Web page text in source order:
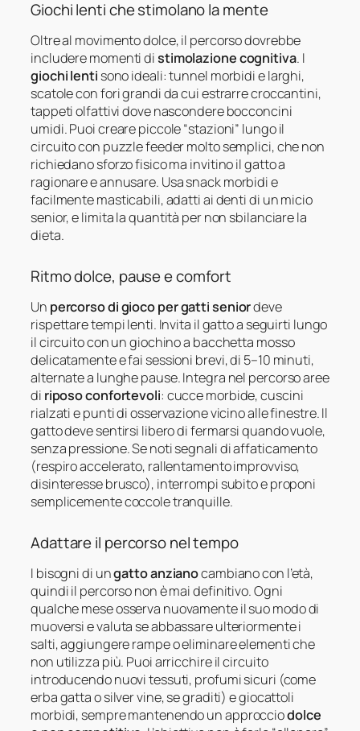
Giochi lenti che stimolano la mente
Oltre al movimento dolce, il percorso dovrebbe
includere momenti distimolazione cognitiva. I
giochi lenti sono ideali: tunnel morbidi e larghi,
scatole con fori grandi da cui estrarre croccantini,
tappeti olfattivi dove nascondere bocconcini
umidi. Puoi creare piccole “stazioni” lungo il
circuito con puzzle feeder molto semplici, che non
richiedano sforzo fisico ma invitino il gatto a
ragionare e annusare. Usa snack morbidi e
facilmente masticabili, adatti ai denti di un micio
senior, e limita la quantità per non sbilanciare la
dieta.
Ritmo dolce, pause e comfort
Un percorso di gioco per gatti seniordeve
rispettare tempi lenti. Invita il gatto a seguirti lungo
il circuito con un giochino a bacchetta mosso
delicatamente e fai sessioni brevi, di 5–10 minuti,
alternate a lunghe pause. Integra nel percorso aree
di riposo confortevoli: cucce morbide, cuscini
rialzati e punti di osservazione vicino alle finestre. Il
gatto deve sentirsi libero di fermarsi quando vuole,
senza pressione. Se noti segnali di affaticamento
(respiro accelerato, rallentamento improvviso,
disinteresse brusco), interrompi subito e proponi
semplicemente coccole tranquille.
Adattare il percorso nel tempo
I bisogni di ungatto anzianocambiano con l’età,
quindi il percorso non è mai definitivo. Ogni
qualche mese osserva nuovamente il suo modo di
muoversi e valuta se abbassare ulteriormente i
salti, aggiungere rampe o eliminare elementi che
non utilizza più. Puoi arricchire il circuito
introducendo nuovi tessuti, profumi sicuri (come
erba gatta o silver vine, se graditi) e giocattoli
morbidi, sempre mantenendo un approcciodolce